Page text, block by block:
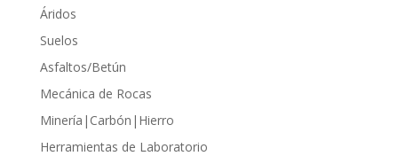
Áridos
Suelos
Asfaltos/Betún
Mecánica de Rocas
Minería|Carbón|Hierro
Herramientas de Laboratorio